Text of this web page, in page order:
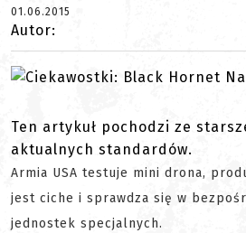
01.06.2015
Autor:
Ten artykuł pochodzi ze
aktualnych standardów.
Armia USA testuje mini drona,
jest ciche i sprawdza się w
jednostek specjalnych.